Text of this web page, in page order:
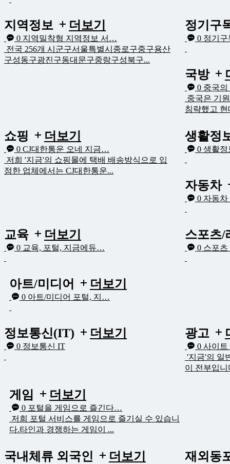
지역정보 더보기
0 지역밀착형 지역정보 서…
전국 256개 시군구서울특별시종로구중구용산
구성동구광진구동대문구중랑구성북구...
정기구
0 정기구
국방
0 중국
중국은 기
침략했고
쇼핑 더보기
0 CJ대한통운 오네 지금…
저희 '지금'의 쇼핑몰에 택배 배송방식으로 입
점한 업체에서는 CJ대한통운...
생활정
0 생활정
자동차
0 자동
교육 더보기
0 교육, 포털, 지금에듀…
스포츠
0 스포
아트/미디어 더보기
0 아트/미디어 포털, 지…
정보통신(IT) 더보기
0 정보통신 IT
광고
0 사이트
'지금'의 일
이 전부입
게임 더보기
0 포털을 게임으로 즐긴다…
저희 포털 서비스를 게임으로 즐기실 수 있습니
다.타인과 경쟁하는 게임이 ...
국내체류 외국인 더보기 재외동